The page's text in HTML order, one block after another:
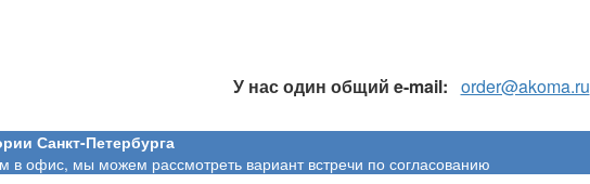
У нас один общий e-mail: order@akoma.ru
Санкт-Петербурга
в офис, мы можем рассмотреть вариант встречи по согласованию